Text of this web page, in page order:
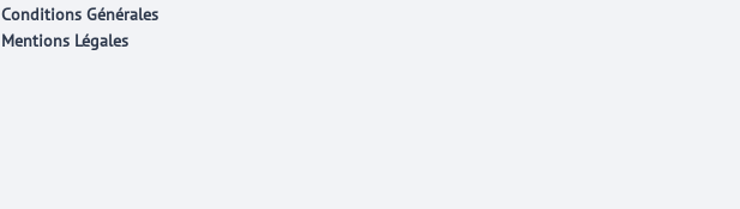
Conditions Générales
Mentions Légales